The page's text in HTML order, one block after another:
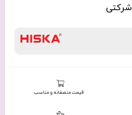
قیمت منصفانه و مناسب